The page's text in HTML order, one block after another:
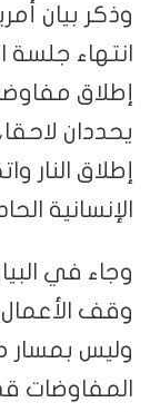
وذكر بيان
انتهاء جلسة
إطلاق
يحددان
إطلاق النار
الإنسانية
وجاء في
وقف الأعمال
وليس بمسار
المفاوضات